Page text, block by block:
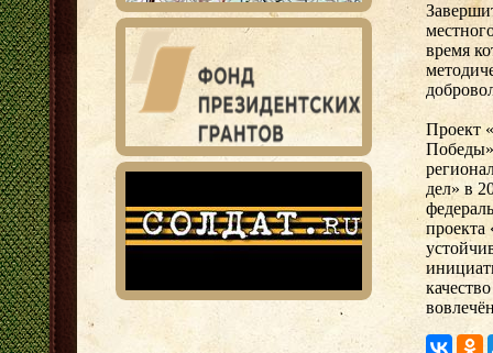
время
Проект
Победы»
дел» в
проекта